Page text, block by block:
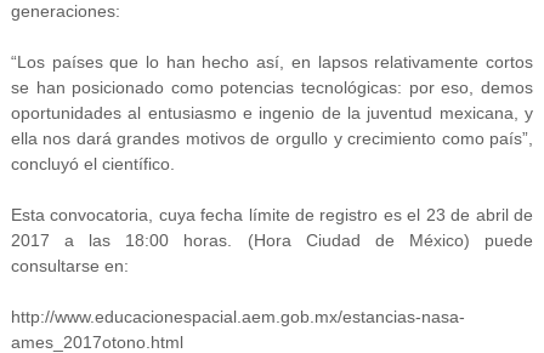
generaciones:
“Los países que lo han hecho así, en lapsos relativamente cortos
se han posicionado como potencias tecnológicas: por eso, demos
oportunidades al entusiasmo e ingenio de la juventud mexicana, y
ella nos dará grandes motivos de orgullo y crecimiento como país”,
concluyó el científico.
Esta convocatoria, cuya fecha límite de registro es el 23 de abril de
2017 a las 18:00 horas. (Hora Ciudad de México) puede
consultarse en:
http://www.educacionespacial.aem.gob.mx/estancias-nasa-
ames_2017otono.html